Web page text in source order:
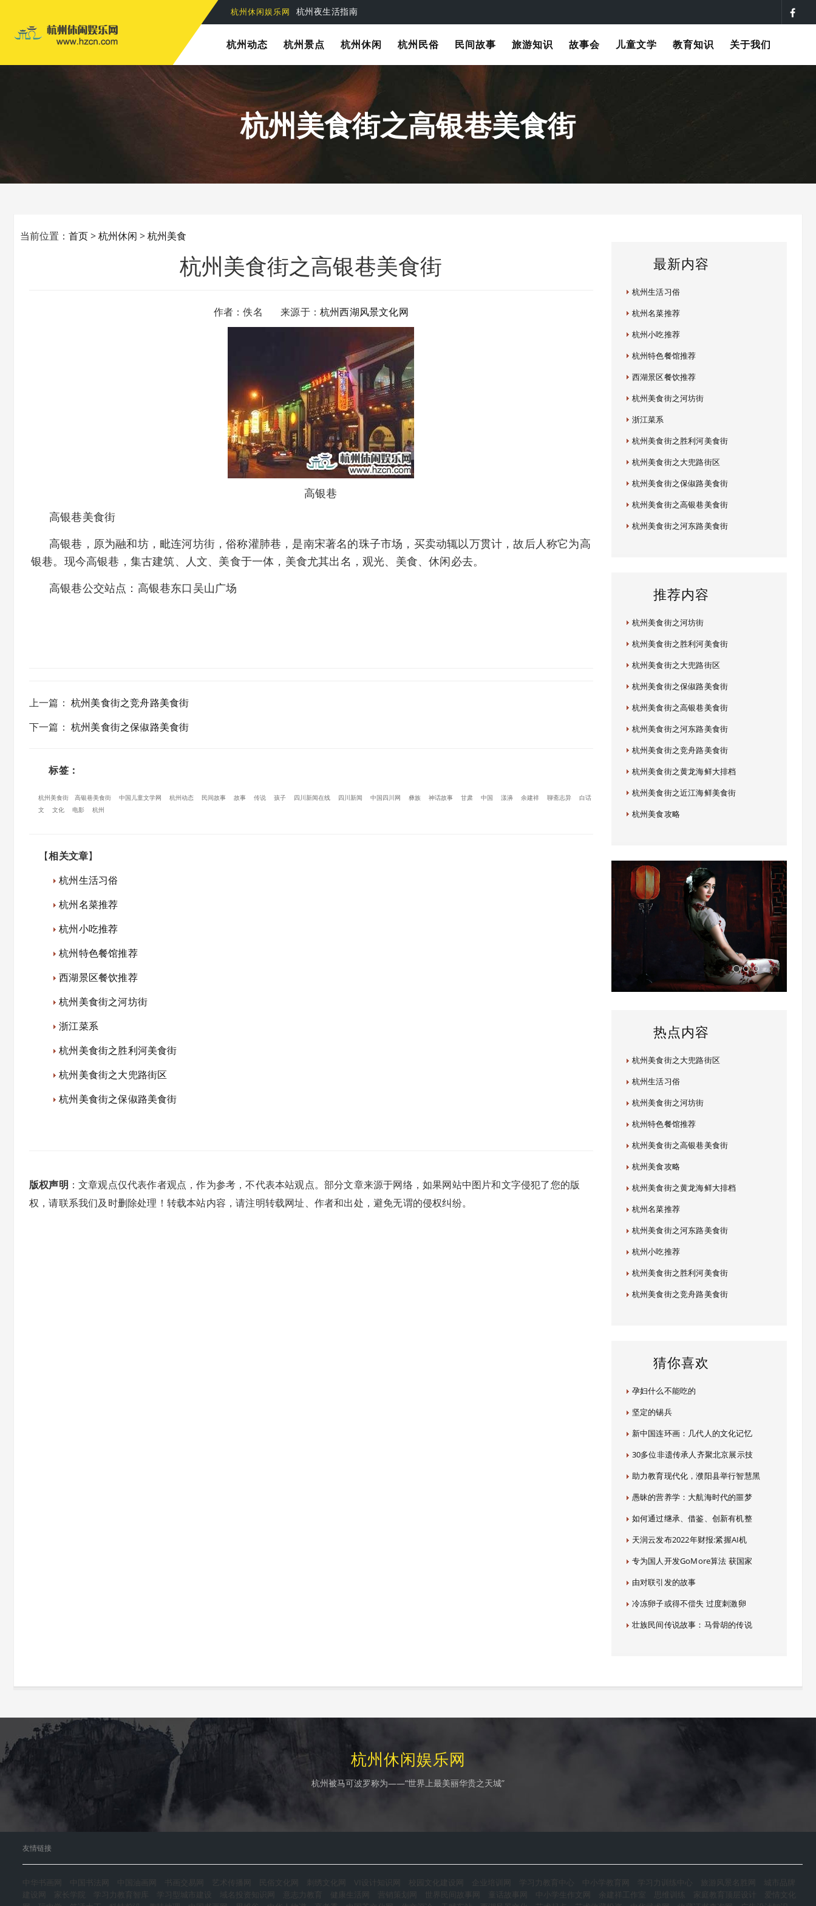
杭州休闲娱乐网 杭州夜生活指南
杭州动态 杭州景点 杭州休闲 杭州民俗 民间故事 旅游知识 故事会 儿童文学 教育知识 关于我们
杭州美食街之高银巷美食街
当前位置： 首页>杭州休闲 >杭州美食
杭州美食街之高银巷美食街
作者：佚名 来源于： 杭州西湖风景文化网
高银巷
高银巷美食街
高银巷，原为融和坊，毗连河坊街，俗称灌肺巷，是南宋著名的珠子市场，买卖动辄以万贯计，故后人称它为高
银巷。现今高银巷，集古建筑、人文、美食于一体，美食尤其出名，观光、美食、休闲必去。
高银巷公交站点：高银巷东口吴山广场
上一篇 ：杭州美食街之竞舟路美食街
下一篇 ：杭州美食街之保俶路美食街
标签：
杭州美食街 高银巷美食街 中国儿童文学网 杭州动态 民间故事 故事 传说 孩子 四川新闻在线 四川新闻 中国四川网 彝族 神话故事 甘肃 中国 漾濞 余建祥 聊斋志异
白话
文
文化 电影 杭州
【相关文章】
杭州生活习俗
杭州名菜推荐
杭州小吃推荐
杭州特色餐馆推荐
西湖景区餐饮推荐
杭州美食街之河坊街
浙江菜系
杭州美食街之胜利河美食街
杭州美食街之大兜路街区
杭州美食街之保俶路美食街
版权声明 ：文章观点仅代表作者观点，作为参考，不代表本站观点。部分文章来源于网络，如果网站中图片和文字侵犯了您的版
权，请联系我们及时删除处理！转载本站内容，请注明转载网址、作者和出处，避免无谓的侵权纠纷。
最新内容
杭州生活习俗
杭州名菜推荐
杭州小吃推荐
杭州特色餐馆推荐
西湖景区餐饮推荐
杭州美食街之河坊街
浙江菜系
杭州美食街之胜利河美食街
杭州美食街之大兜路街区
杭州美食街之保俶路美食街
杭州美食街之高银巷美食街
杭州美食街之河东路美食街
推荐内容
杭州美食街之河坊街
杭州美食街之胜利河美食街
杭州美食街之大兜路街区
杭州美食街之保俶路美食街
杭州美食街之高银巷美食街
杭州美食街之河东路美食街
杭州美食街之竞舟路美食街
杭州美食街之黄龙海鲜大排档
杭州美食街之近江海鲜美食街
杭州美食攻略
热点内容
杭州美食街之大兜路街区
杭州生活习俗
杭州美食街之河坊街
杭州特色餐馆推荐
杭州美食街之高银巷美食街
杭州美食攻略
杭州美食街之黄龙海鲜大排档
杭州名菜推荐
杭州美食街之河东路美食街
杭州小吃推荐
杭州美食街之胜利河美食街
杭州美食街之竞舟路美食街
猜你喜欢
孕妇什么不能吃的
坚定的锡兵
新中国连环画：几代人的文化记忆
30多位非遗传承人齐聚北京展示技
助力教育现代化，濮阳县举行智慧黑
愚昧的营养学：大航海时代的噩梦
如何通过继承、借鉴、创新有机整
天润云发布2022年财报:紧握AI机
专为国人开发GoMore算法 获国家
由对联引发的故事
冷冻卵子或得不偿失 过度刺激卵
壮族民间传说故事：马骨胡的传说
杭州休闲娱乐网
杭州被马可波罗称为——“世界上最美丽华贵之天城”
友情链接
中华书画网 中国书法网 中国油画网 书画交易网 艺术传播网 民俗文化网 刺绣文化网 VI设计知识网 校园文化建设网 企业培训网 学习力教育中心 中小学教育网 学习力训练中心 旅游风景名胜网
城市品牌
建设网
家长学院 学习力教育智库 学习型城市建设 域名投资知识网 意志力教育 健康生活网 营销策划网 世界民间故事网 童话故事网 中小学生作文网 余建祥工作室 思维训练 家庭教育顶层设计
爱情文化